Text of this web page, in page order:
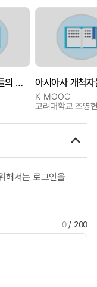
아시아사 개척자들의 역사 이야기 + @
K-MOOC
고려대학교 조영
해서는 로그인을
0/ 200